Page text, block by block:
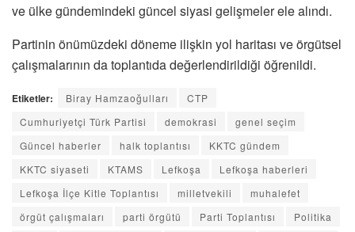
ve ülke gündemindeki güncel siyasi gelişmeler ele alındı.
Partinin önümüzdeki döneme ilişkin yol haritası ve örgütsel
çalışmalarının da toplantıda değerlendirildiği öğrenildi.
Etiketler: Biray Hamzaoğulları
CTP
Cumhuriyetçi Türk Partisi
demokrasi
genel seçim
Güncel haberler
halk toplantısı
KKTC gündem
KKTC siyaseti
KTAMS Lefkoşa
Lefkoşa haberleri
Lefkoşa İlçe Kitle Toplantısı
milletvekili
muhalefet
örgüt çalışmaları
parti örgütü Parti Toplantısı
Politika